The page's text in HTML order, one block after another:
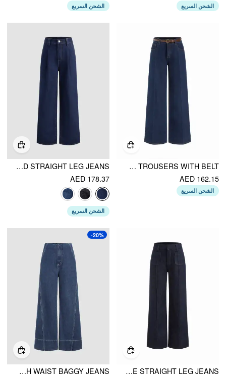
الشحن السريع الشحن السريع
CIDER DENIM MID RISE STRAIGHT LEG TROUSERS WITH BELT
AED 162.15
الشحن السريع
DENIM HIGH WAIST PLEATED STRAIGHT LEG JEANS
AED 178.37
الشحن السريع
CIDER DENIM LOW RISE STRAIGHT LEG JEANS
-20%
SOLID DENIM HIGH WAIST BAGGY JEANS